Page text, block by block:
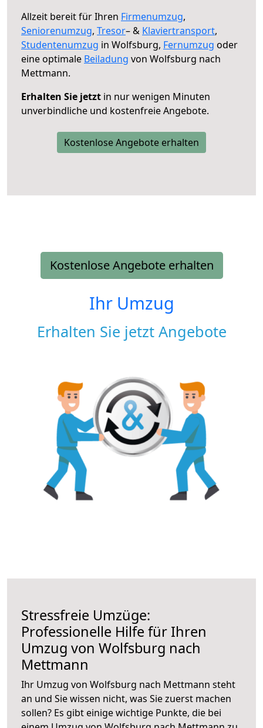
Allzeit bereit für Ihren Firmenumzug,
Seniorenumzug, Tresor– & Klaviertransport,
Studentenumzug in Wolfsburg, Fernumzug oder
eine optimale Beiladung von Wolfsburg nach
Mettmann.
Erhalten Sie jetzt in nur wenigen Minuten
unverbindliche und kostenfreie Angebote.
Kostenlose Angebote erhalten
Kostenlose Angebote erhalten
Ihr Umzug
Erhalten Sie jetzt Angebote
Stressfreie Umzüge:
Professionelle Hilfe für Ihren
Umzug von Wolfsburg nach
Mettmann
Ihr Umzug von Wolfsburg nach Mettmann steht
an und Sie wissen nicht, was Sie zuerst machen
sollen? Es gibt einige wichtige Punkte, die bei